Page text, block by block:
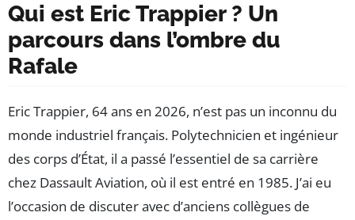
Qui est Eric Trappier ? Un
parcours dans l’ombre du
Rafale
Eric Trappier, 64 ans en 2026, n’est pas un inconnu du
monde industriel français. Polytechnicien et ingénieur
des corps d’État, il a passé l’essentiel de sa carrière
chez Dassault Aviation, où il est entré en 1985. J’ai eu
l’occasion de discuter avec d’anciens collègues de